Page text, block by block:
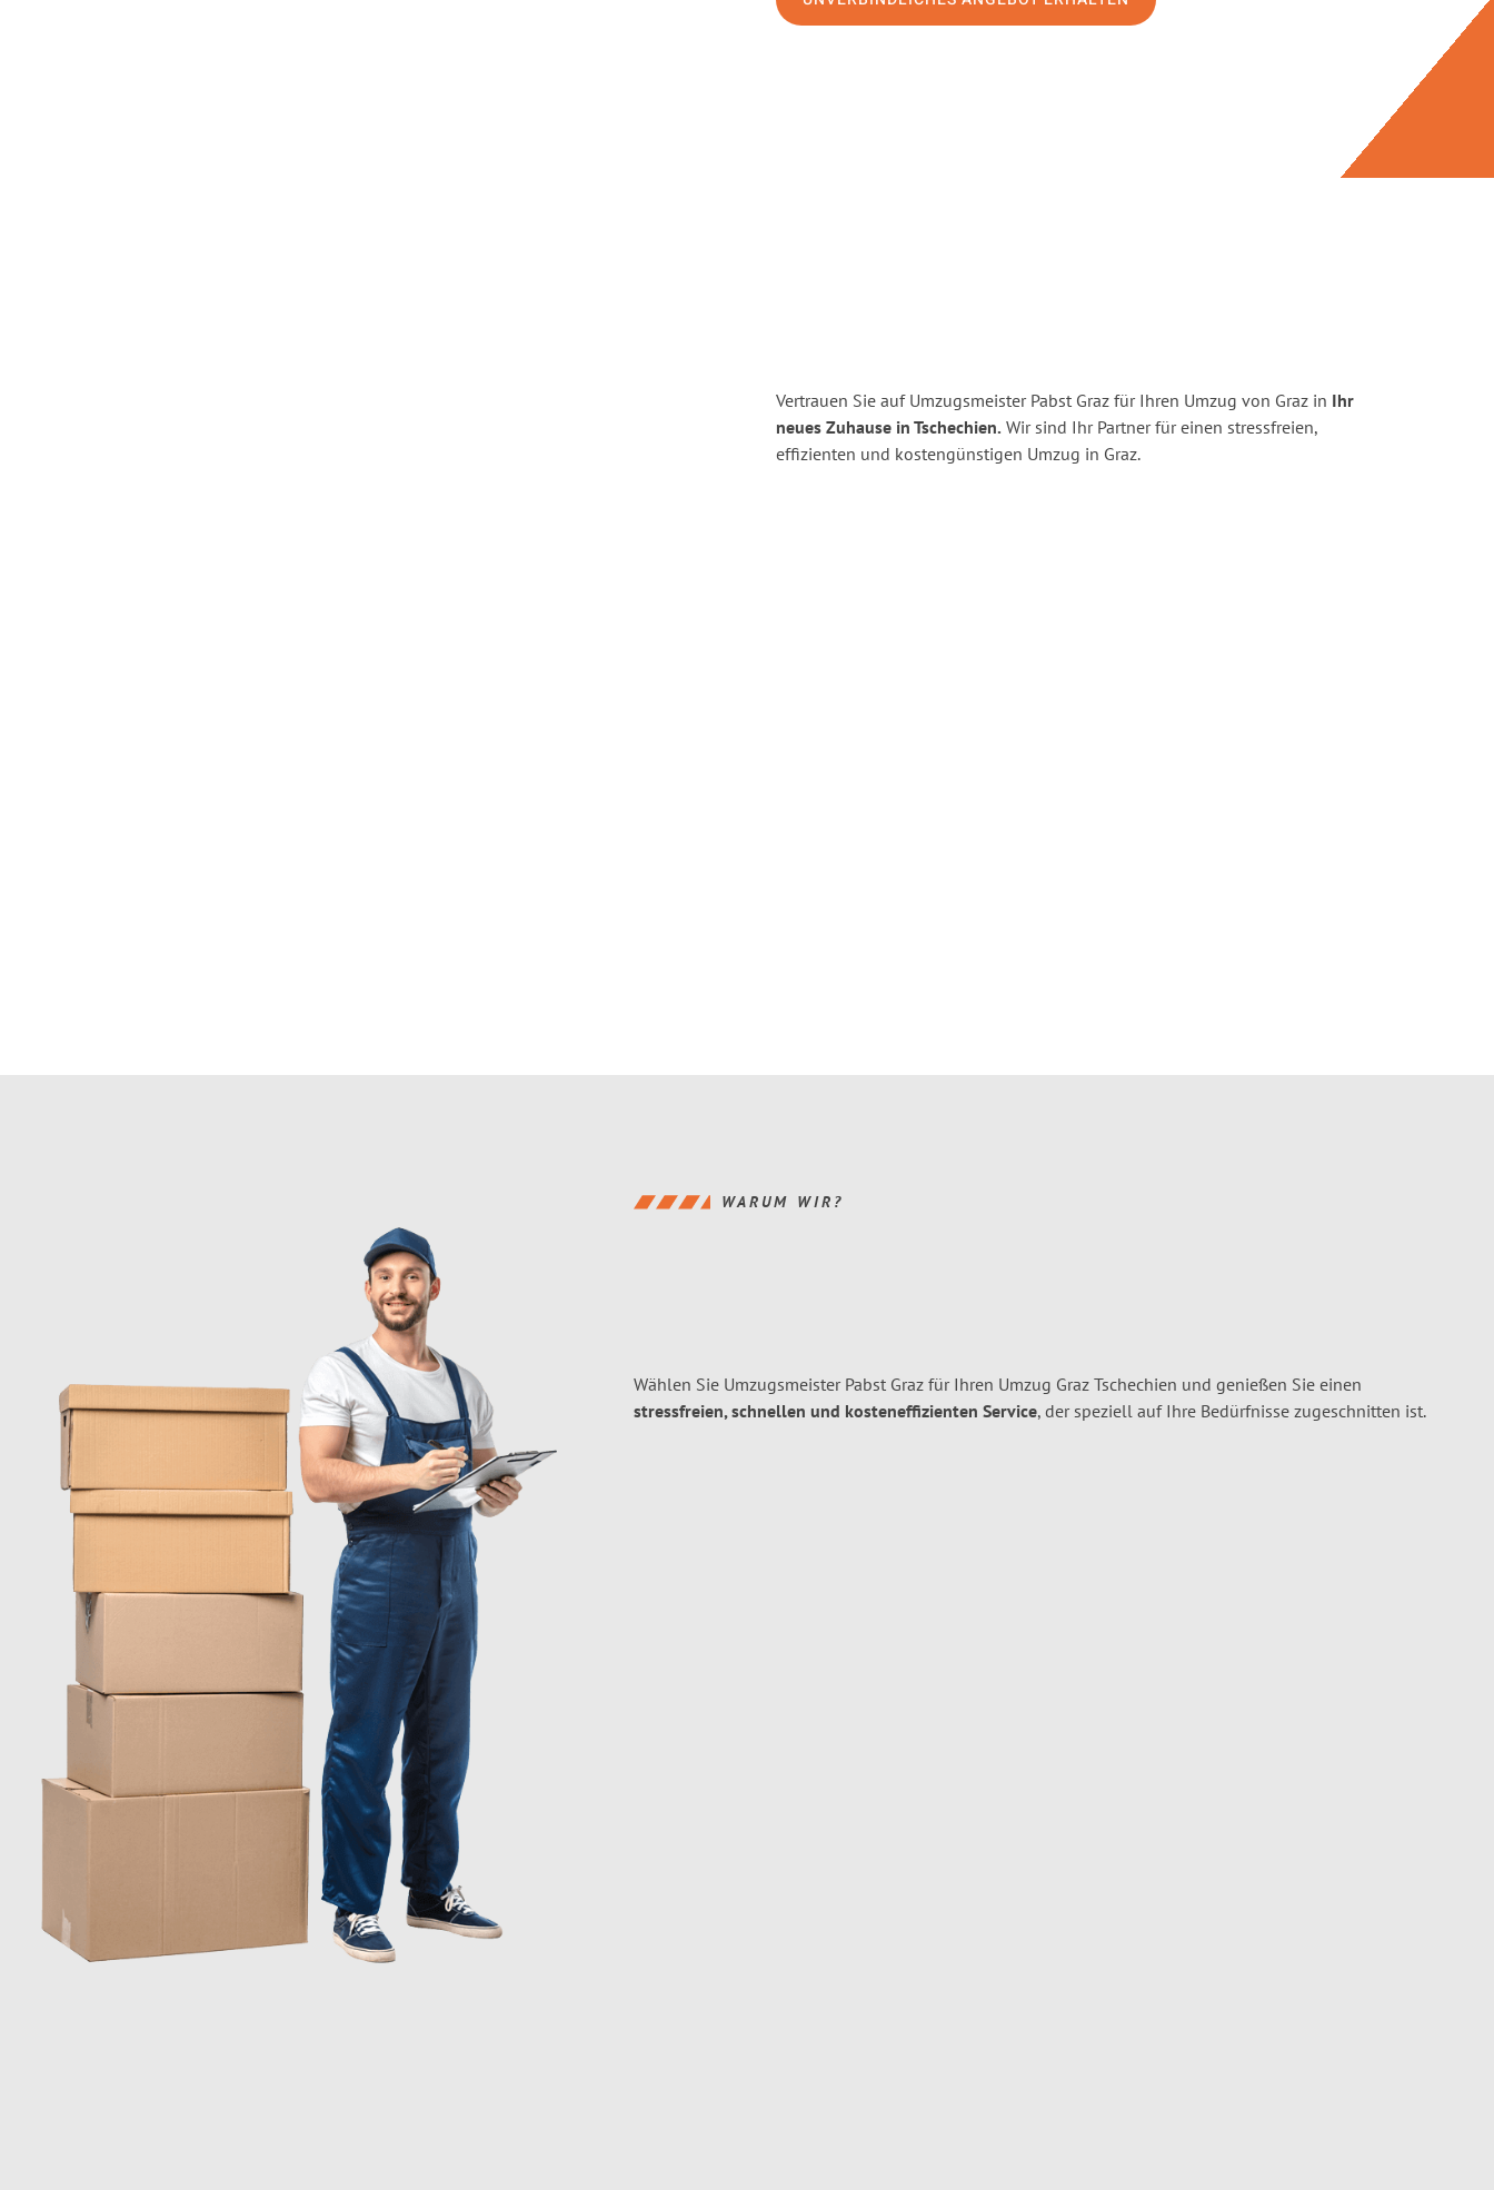
Vertrauen Sie auf Umzugsmeister Pabst Graz für Ihren Umzug von Graz in Ihr
neues Zuhause in Tschechien. Wir sind Ihr Partner für einen stressfreien,
effizienten und kostengünstigen Umzug in Graz.
WARUM WIR?
Wählen Sie Umzugsmeister Pabst Graz für Ihren Umzug Graz Tschechien und genießen Sie einen
stressfreien, schnellen und kosteneffizienten Service, der speziell auf Ihre Bedürfnisse zugeschnitten ist.